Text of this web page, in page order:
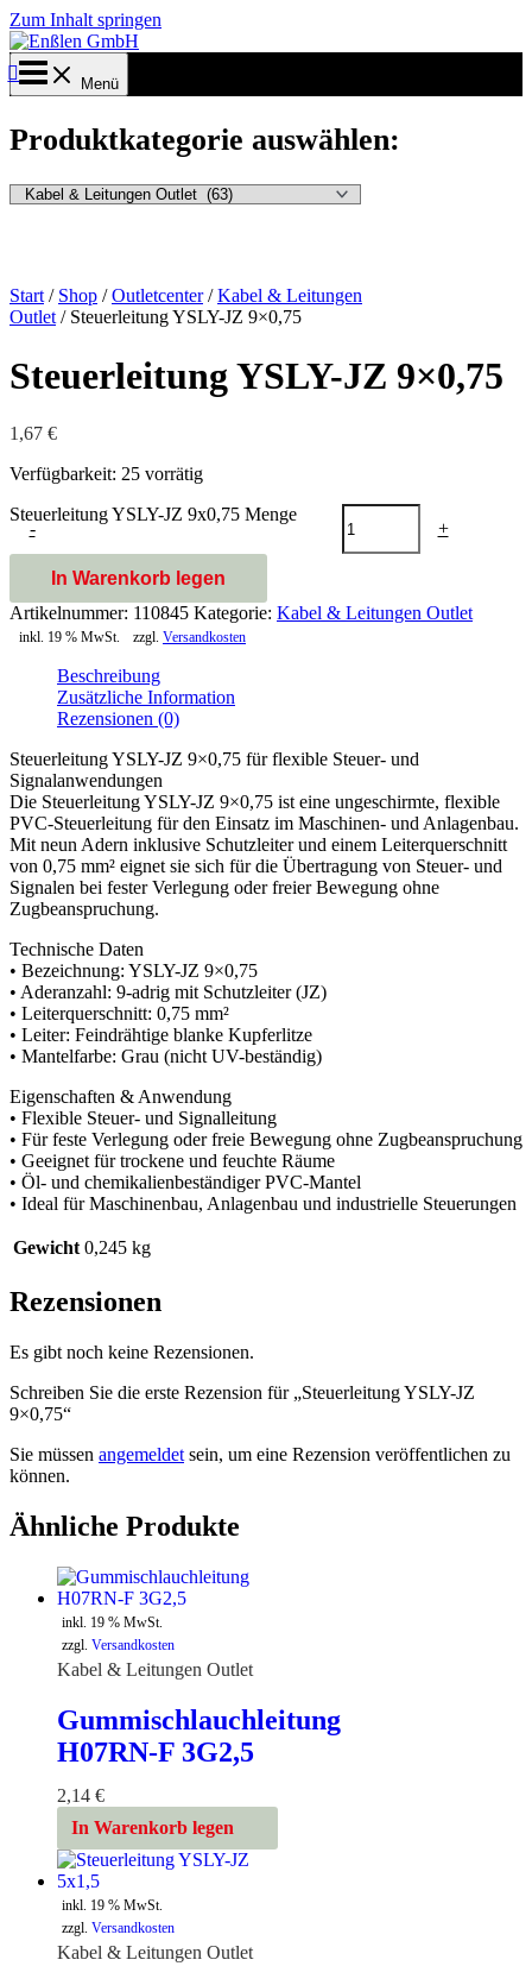
Zum Inhalt springen
Menü
Produktkategorie auswählen:
Start / Shop /Outletcenter/Kabel & Leitungen
Outlet / Steuerleitung YSLY-JZ 9×0,75
Steuerleitung YSLY-JZ 9×0,75
1,67 €
Verfügbarkeit: 25 vorrätig
-
Steuerleitung YSLY-JZ 9x0,75 Menge
+
In Warenkorb legen
Artikelnummer: 110845 Kategorie: Kabel & Leitungen Outlet
inkl. 19 % MwSt. zzgl. Versandkosten
Beschreibung
Zusätzliche Information
Rezensionen (0)
Steuerleitung YSLY-JZ 9×0,75 für flexible Steuer- und
Signalanwendungen
Die Steuerleitung YSLY-JZ 9×0,75 ist eine ungeschirmte, flexible
PVC-Steuerleitung für den Einsatz im Maschinen- und Anlagenbau.
Mit neun Adern inklusive Schutzleiter und einem Leiterquerschnitt
von 0,75 mm² eignet sie sich für die Übertragung von Steuer- und
Signalen bei fester Verlegung oder freier Bewegung ohne
Zugbeanspruchung.
Technische Daten
• Bezeichnung: YSLY-JZ 9×0,75
• Aderanzahl: 9-adrig mit Schutzleiter (JZ)
• Leiterquerschnitt: 0,75 mm²
• Leiter: Feindrähtige blanke Kupferlitze
• Mantelfarbe: Grau (nicht UV-beständig)
Eigenschaften & Anwendung
• Flexible Steuer- und Signalleitung
• Für feste Verlegung oder freie Bewegung ohne Zugbeanspruchung
• Geeignet für trockene und feuchte Räume
• Öl- und chemikalienbeständiger PVC-Mantel
• Ideal für Maschinenbau, Anlagenbau und industrielle Steuerungen
Gewicht 0,245 kg
Rezensionen
Es gibt noch keine Rezensionen.
Schreiben Sie die erste Rezension für „Steuerleitung YSLY-JZ
9×0,75“
Sie müssen angemeldet sein, um eine Rezension veröffentlichen zu
können.
Ähnliche Produkte
inkl. 19 % MwSt.
zzgl. Versandkosten
Kabel & Leitungen Outlet
Gummischlauchleitung
H07RN-F 3G2,5
2,14 €
In Warenkorb legen
inkl. 19 % MwSt.
zzgl. Versandkosten
Kabel & Leitungen Outlet